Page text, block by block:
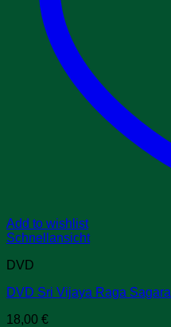
Add to wishlist
Schnellansicht
DVD
DVD Sri Vijaya Raga Sagara
18,00 €